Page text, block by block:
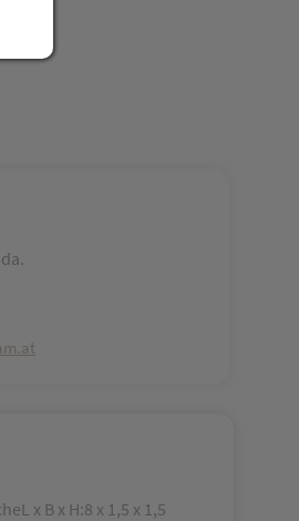
x B x H:8 x 1,5 x 1,5